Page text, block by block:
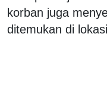
korban juga
ditemukan di